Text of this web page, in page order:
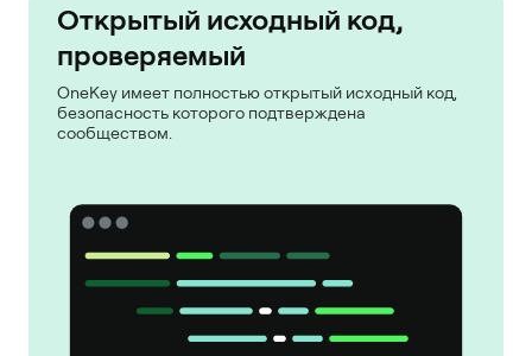
Открытый исходный код,
проверяемый
OneKey имеет полностью открытый исходный код,
безопасность которого подтверждена
сообществом.